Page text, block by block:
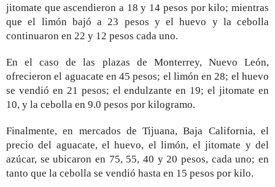
jitomate que ascendieron a 18 y 14 pesos por kilo; mientras
que el limón bajó a 23 pesos y el huevo y la cebolla
continuaron en 22 y 12 pesos cada uno.
En el caso de las plazas de Monterrey, Nuevo León,
ofrecieron el aguacate en 45 pesos; el limón en 28; el huevo
se vendió en 21 pesos; el endulzante en 19; el jitomate en
10, y la cebolla en 9.0 pesos por kilogramo.
Finalmente, en mercados de Tijuana, Baja California, el
precio del aguacate, el huevo, el limón, el jitomate y del
azúcar, se ubicaron en 75, 55, 40 y 20 pesos, cada uno; en
tanto que la cebolla se vendió hasta en 15 pesos por kilo.